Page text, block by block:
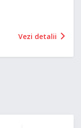
Vezi detalii